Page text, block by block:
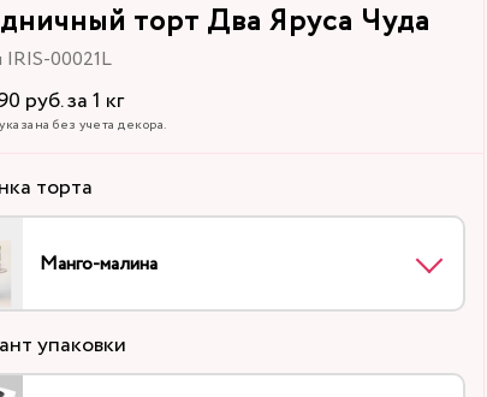
торт Два Яруса Чуда
IRIS-00021L
руб. за 1 кг
без учета декора.
торта
Манго-малина
упаковки